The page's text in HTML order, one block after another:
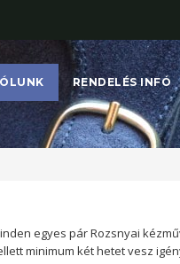
RENDELÉS INFÓ
egyes pár Rozsnyai
minimum két hetet vesz